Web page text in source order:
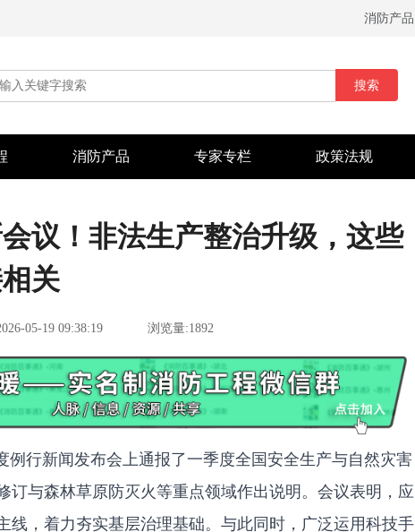
消防产品
搜索
消防产品 专家专栏 政策法规
议！非法生产整治升级，这些
关
05-19 09:38:19 浏览量:1892
行新闻发布会上通报了一季度全国安全生产与自然灾害
订与森林草原防灭火等重点领域作出说明。会议表明，应
线，着力夯实基层治理基础。与此同时，广泛运用科技手